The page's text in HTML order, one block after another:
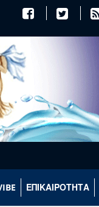
ΕΠΙΚΑΙΡΟΤΗΤΑ